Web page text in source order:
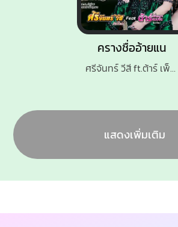
ครางชื่ออ้ายแน
ศรีจันทร์ วีสี ft.ต้าร์ เพ็ญนภา
แสดงเพิ่มเติม